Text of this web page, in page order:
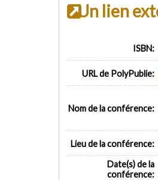
Un lien
ISBN:
URL de PolyPublie:
Nom de la conférence:
Lieu de la conférence:
Date(s) de la
conférence: